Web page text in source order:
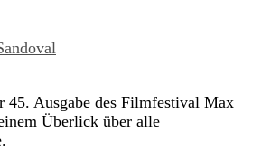
45. Ausgabe des Filmfestival Max
Überlick über alle